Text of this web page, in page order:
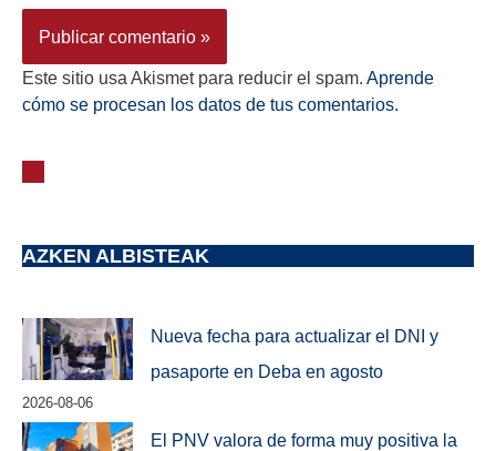
Este sitio usa Akismet para reducir el spam. Aprende
cómo se procesan los datos de tus comentarios.
AZKEN ALBISTEAK
Nueva fecha para actualizar el DNI y
pasaporte en Deba en agosto
2026-08-06
El PNV valora de forma muy positiva la